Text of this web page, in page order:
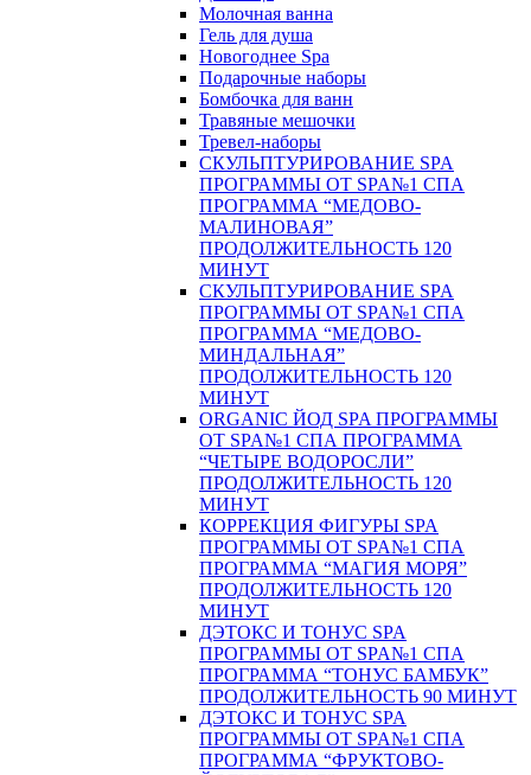
Молочная ванна
Гель для душа
Новогоднее Spa
Подарочные наборы
Бомбочка для ванн
Травяные мешочки
Тревел-наборы
СКУЛЬПТУРИРОВАНИЕ SPA
ПРОГРАММЫ ОТ SPA№1 СПА
ПРОГРАММА “МЕДОВО-
МАЛИНОВАЯ”
ПРОДОЛЖИТЕЛЬНОСТЬ 120
МИНУТ
СКУЛЬПТУРИРОВАНИЕ SPA
ПРОГРАММЫ ОТ SPA№1 СПА
ПРОГРАММА “МЕДОВО-
МИНДАЛЬНАЯ”
ПРОДОЛЖИТЕЛЬНОСТЬ 120
МИНУТ
ORGANIC ЙОД SPA ПРОГРАММЫ
ОТ SPA№1 СПА ПРОГРАММА
“ЧЕТЫРЕ ВОДОРОСЛИ”
ПРОДОЛЖИТЕЛЬНОСТЬ 120
МИНУТ
КОРРЕКЦИЯ ФИГУРЫ SPA
ПРОГРАММЫ ОТ SPA№1 СПА
ПРОГРАММА “МАГИЯ МОРЯ”
ПРОДОЛЖИТЕЛЬНОСТЬ 120
МИНУТ
ДЭТОКС И ТОНУС SPA
ПРОГРАММЫ ОТ SPA№1 СПА
ПРОГРАММА “ТОНУС БАМБУК”
ПРОДОЛЖИТЕЛЬНОСТЬ 90 МИНУТ
ДЭТОКС И ТОНУС SPA
ПРОГРАММЫ ОТ SPA№1 СПА
ПРОГРАММА “ФРУКТОВО-